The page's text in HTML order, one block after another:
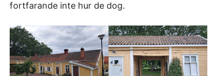
fortfarande inte hur de dog.